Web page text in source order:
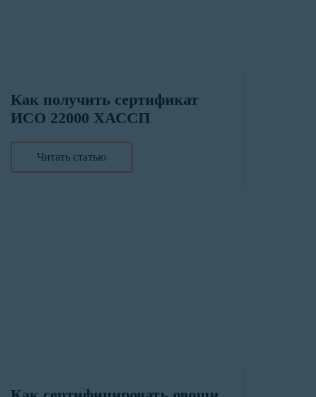
Как получить сертификат
ИСО 22000 ХАССП
Читать статью